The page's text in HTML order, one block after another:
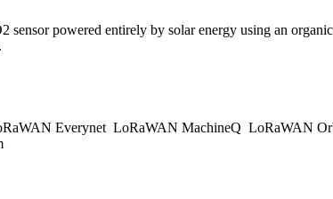
powered entirely by solar energy using an
Everynet LoRaWAN MachineQ LoRaWAN